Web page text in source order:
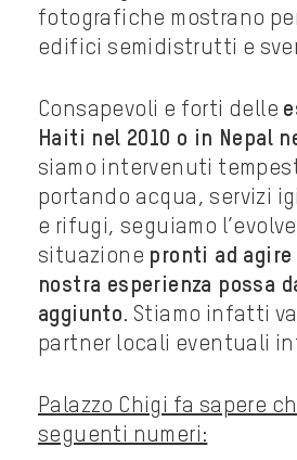
fotografiche mostrano
edifici semidistrutti e
Consapevoli e forti delle
Haiti nel 2010 o in Nepal
siamo intervenuti
portando acqua, servizi
e rifugi, seguiamo
situazione pronti ad agire
nostra esperienza possa
aggiunto. Stiamo infatti
partner locali eventuali
Palazzo Chigi fa sapere
seguenti numeri: